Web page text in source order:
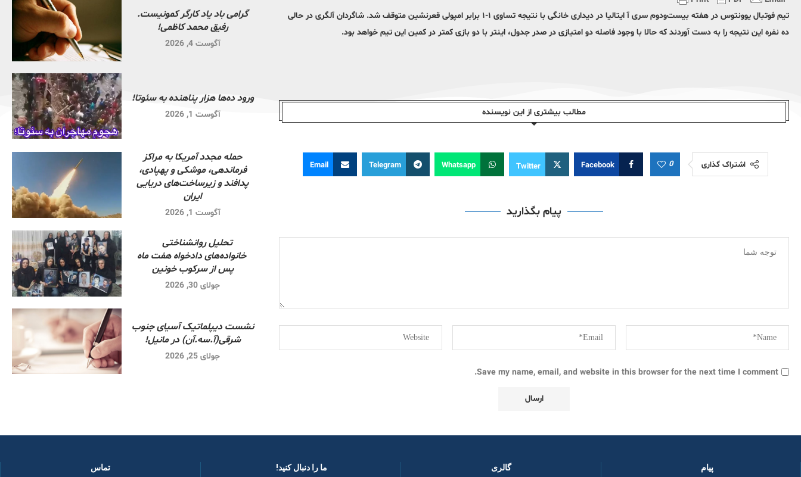
تیم فوتبال یوونتوس در هفته بیست‌ودوم سری آ ایتالیا در دیداری خانگی با نتیجه تساوی ۱-۱ برابر امپولی قعرنشین متوقف شد. شاگردان آلگری در حالی
ده نفره این نتیجه را به دست آوردند که حالا با وجود فاصله دو امتیازی در صدر جدول، اینتر با دو بازی کمتر در کمین این تیم خواهد بود.
مطالب بیشتری از این نویسندە
اشتراک گذاری 0
Facebook
Twitter
Whatsapp
Telegram
Email
پیام بگذارید
Save my name, email, and website in this browser for the next time I comment.
گرامی باد یاد کارگر کمونیست.
رفیق محمد کاظمی!
آگوست 4, 2026
ورود ده‌ها هزار پناهنده به سئوتا!
آگوست 1, 2026
حمله مجدد آمریکا به مراکز
فرماندهی، موشکی و پهپادی،
پدافند و زیرساخت‌های دریایی
ایران
آگوست 1, 2026
تحلیل روانشناختی
خانواده‌های دادخواه هفت ماه
پس از سرکوب خونین
جولای 30, 2026
نشست دیپلماتیک آسیای جنوب
شرقی‌(آ.سه.آن) در مانیل!
جولای 25, 2026
پیام گالری ما را دنبال کنید! ​ تماس